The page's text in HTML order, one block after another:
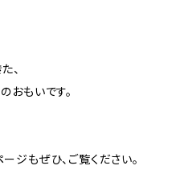
、
おもいです。
ジもぜひ、ご覧ください。